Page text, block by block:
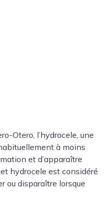
Otero, l’hydrocele, une
à moins
et d’apparaître
hydrocele est considéré
ou disparaître lorsque